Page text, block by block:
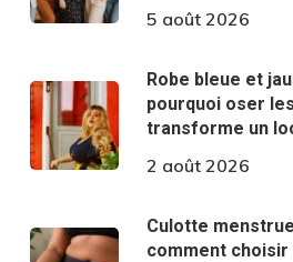
5 août 2026
Robe bleue et
pourquoi oser
transforme un
2 août 2026
Culotte
comment choisir